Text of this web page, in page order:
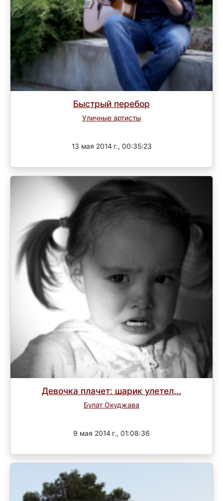
Быстрый перебор
Уличные артисты
13 мая 2014 г., 00:35:23
Девочка плачет: шарик улетел...
Булат Окуджава
9 мая 2014 г., 01:08:36